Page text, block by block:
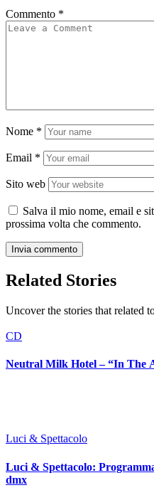
Commento *
Nome *
Email *
Sito web
Salva il mio nome, email e
prossima volta che commento.
Related Stories
Uncover the stories that related
CD
Neutral Milk Hotel – “In The
Luci & Spettacolo
Luci & Spettacolo:
dmx